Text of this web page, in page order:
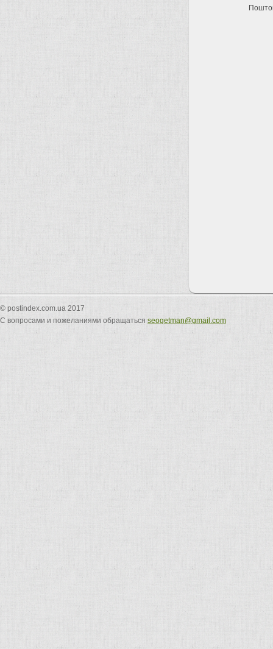
© postindex.com.ua 2017
С вопросами и пожеланиями обращаться seogetman@gmail.com